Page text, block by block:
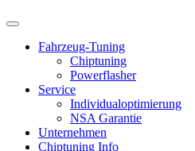
Fahrzeug-Tuning
Chiptuning
Powerflasher
Service
Individualoptimierung
NSA Garantie
Unternehmen
Chiptuning Info